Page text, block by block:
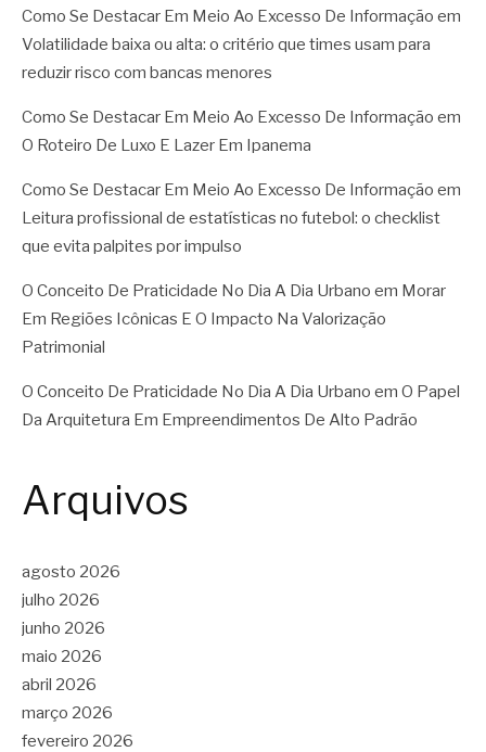
Como Se Destacar Em Meio Ao Excesso De Informação em
Volatilidade baixa ou alta: o critério que times usam para
reduzir risco com bancas menores
Como Se Destacar Em Meio Ao Excesso De Informação em
O Roteiro De Luxo E Lazer Em Ipanema
Como Se Destacar Em Meio Ao Excesso De Informação em
Leitura profissional de estatísticas no futebol: o checklist
que evita palpites por impulso
O Conceito De Praticidade No Dia A Dia Urbano em Morar
Em Regiões Icônicas E O Impacto Na Valorização
Patrimonial
O Conceito De Praticidade No Dia A Dia Urbano em O Papel
Da Arquitetura Em Empreendimentos De Alto Padrão
Arquivos
agosto 2026
julho 2026
junho 2026
maio 2026
abril 2026
março 2026
fevereiro 2026